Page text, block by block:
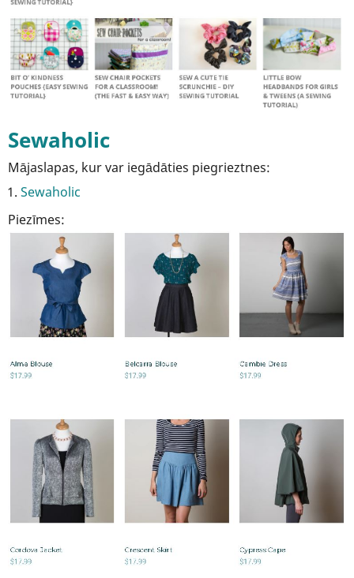
Sewaholic
Mājaslapas, kur var iegādāties piegrieztnes:
Sewaholic
Piezīmes: